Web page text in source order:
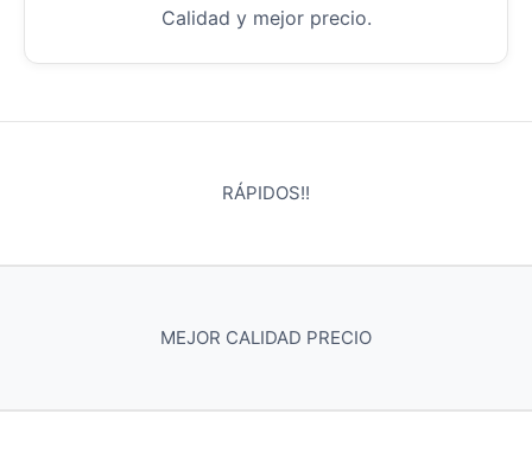
Calidad y mejor precio.
RÁPIDOS!!
MEJOR CALIDAD PRECIO